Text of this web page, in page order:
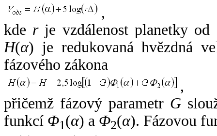
,
kde rje vzdálenost planetky od
H(α) je redukovaná hvězdná
fázového zákona
,
přičemž fázový parametr G
funkcí Φ1(α) a Φ2(α). Fázovou